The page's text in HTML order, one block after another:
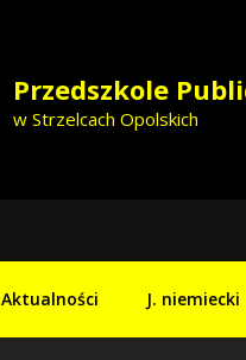
Przedszkole
w Strzelcach Opolskich
Aktualności J. niemiecki